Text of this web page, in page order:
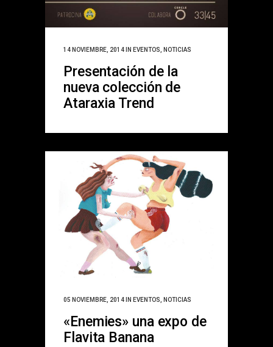
14 NOVIEMBRE, 2014 IN EVENTOS NOTICIAS
Presentación de la
nueva colección de
Ataraxia Trend
05 NOVIEMBRE, 2014 IN EVENTOS NOTICIAS
«Enemies» una expo de
Flavita Banana